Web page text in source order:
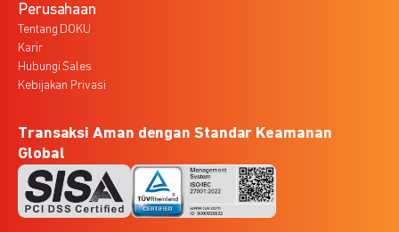
Perusahaan
Tentang DOKU
Karir
Hubungi Sales
Kebijakan Privasi
Transaksi Aman dengan Standar Keamanan
Global